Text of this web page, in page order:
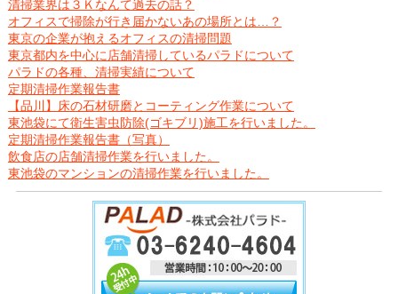
清掃業界は３Ｋなんて過去の話？
オフィスで掃除が行き届かないあの場所とは…？
東京の企業が抱えるオフィスの清掃問題
東京都内を中心に店舗清掃しているパラドについて
パラドの各種、清掃実績について
定期清掃作業報告書
【品川】床の石材研磨とコーティング作業について
東池袋にて衛生害虫防除(ゴキブリ)施工を行いました。
定期清掃作業報告書（写真）
飲食店の店舗清掃作業を行いました。
東池袋のマンションの清掃作業を行いました。